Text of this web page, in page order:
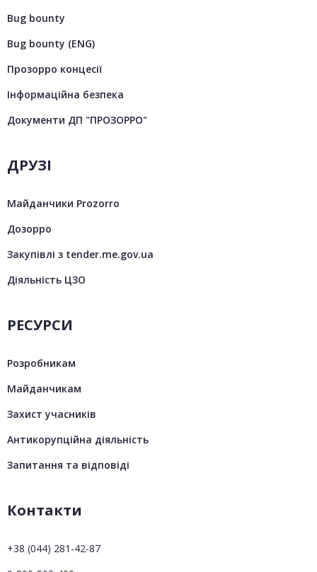
Bug bounty
Bug bounty (ENG)
Прозорро концесії
Інформаційна безпека
Документи ДП "ПРОЗОРРО"
ДРУЗІ
Майданчики Prozorro
Дозорро
Закупівлі з tender.me.gov.ua
Діяльність ЦЗО
РЕСУРСИ
Розробникам
Майданчикам
Захист учасників
Антикорупційна діяльність
Запитання та відповіді
Контакти
+38 (044) 281-42-87